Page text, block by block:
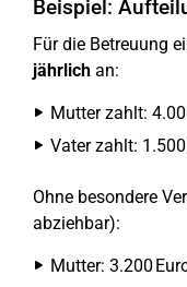
Beispiel:
Für die Betreuung
jährlich an:
Mutter zahlt:
Vater zahlt:
Ohne besondere
abziehbar):
Mutter: 3.200